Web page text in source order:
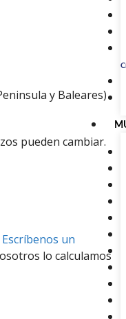
y Baleares)
pueden cambiar.
Escríbenos un
lo calculamos